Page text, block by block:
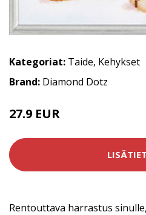
Kategoriat: Taide, Kehykset
Brand: Diamond Dotz
27.9 EUR
Rentouttava harrastus